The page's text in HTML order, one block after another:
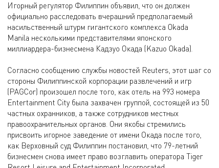
Игорный регулятор Филиппин объявил, что он должен
официально расследовать вчерашний предполагаемый
насильственный штурм гигантского комплекса Okada
Manila несколькими представителями японского
миллиардера-бизнесмена Кадзуо Окада (Kazuo Okada).
Согласно сообщению службы новостей Reuters, этот шаг со
стороны Филиппинской корпорации развлечений и игр
(PAGCor) произошел после того, как отель на 993 номера
Entertainment City была захвачен группой, состоящей из 50
частных охранников, а также сотрудников местных
правоохранительных органов. Они якобы стремились
присвоить игорное заведение от имени Окада после того,
как Верховный суд Филиппин постановил, что 79-летний
бизнесмен снова имеет право возглавить оператора Tiger